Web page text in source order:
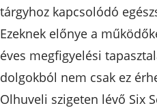
tárgyhoz kapcsolódó
Ezeknek előnye a
éves megfigyelési
dolgokból nem csak ez
Olhuveli szigeten lévő Six